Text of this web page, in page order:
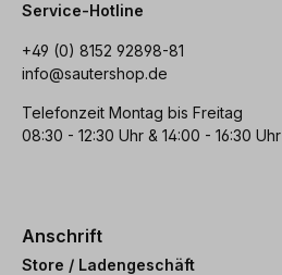
Service-Hotline
+49 (0) 8152 92898-81
info@sautershop.de
Telefonzeit Montag bis Freitag
08:30 - 12:30 Uhr & 14:00 - 16:30 Uhr
Anschrift
Store / Ladengeschäft